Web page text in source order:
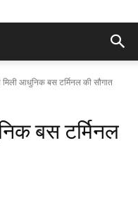
मिली आधुनिक बस टर्मिनल की सौगात
बस टर्मिनल